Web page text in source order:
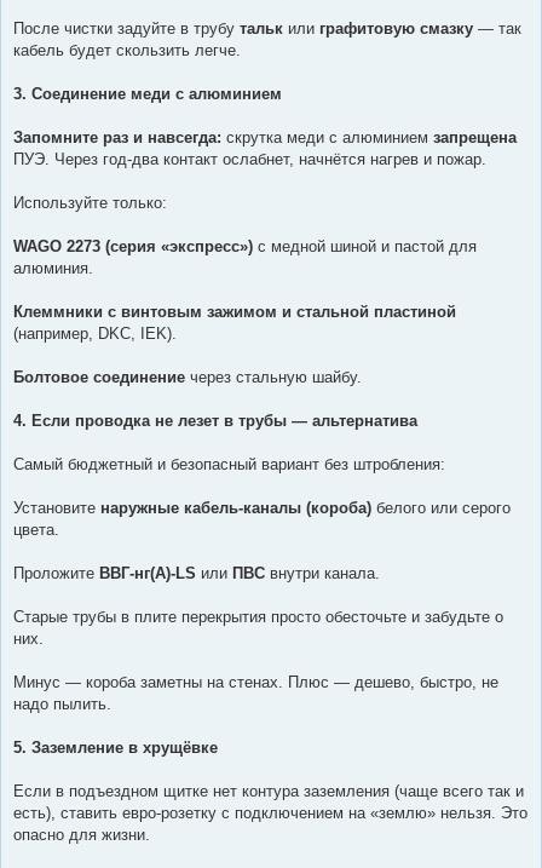
После чистки задуйте в трубу тальк или графитовую смазку — так
кабель будет скользить легче.
3. Соединение меди с алюминием
Запомните раз и навсегда: скрутка меди с алюминием запрещена
ПУЭ. Через год-два контакт ослабнет, начнётся нагрев и пожар.
Используйте только:
WAGO 2273 (серия «экспресс») с медной шиной и пастой для
алюминия.
Клеммники с винтовым зажимом и стальной пластиной
(например, DKC, IEK).
Болтовое соединение через стальную шайбу.
4. Если проводка не лезет в трубы — альтернатива
Самый бюджетный и безопасный вариант без штробления:
Установите наружные кабель-каналы (короба) белого или серого
цвета.
Проложите ВВГ-нг(А)-LS или ПВС внутри канала.
Старые трубы в плите перекрытия просто обесточьте и забудьте о
них.
Минус — короба заметны на стенах. Плюс — дешево, быстро, не
надо пылить.
5. Заземление в хрущёвке
Если в подъездном щитке нет контура заземления (чаще всего так и
есть), ставить евро-розетку с подключением на «землю» нельзя. Это
опасно для жизни.